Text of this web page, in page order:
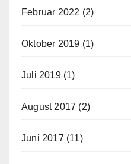
Februar 2022 (2)
Oktober 2019 (1)
Juli 2019(1)
August 2017 (2)
Juni 2017 (11)